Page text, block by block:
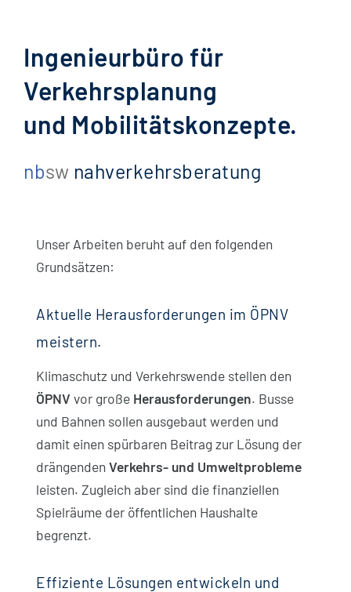
Freigestellte Schülerverkehre
Kostenrechnung für Verkehrssysteme
Nahverkehrsplanung
Privatisierung und Kommunalisierung von Busverkehren
Schülerverkehr
Stadtbussysteme
Tarifsysteme im ÖPNV
Verkehrsplanung und Linienbündelung
Ingenieur­büro für
Verkehrs­planung
und Mobilitäts­konzepte.
nbsw nahverkehrs­beratung
Unser Arbeiten beruht auf den folgenden
Grundsätzen:
Aktuelle Herausforderungen im ÖPNV
meistern.
Klimaschutz und Verkehrswende stellen den
ÖPNV vor große Herausforderungen. Busse
und Bahnen sollen ausgebaut werden und
damit einen spürbaren Beitrag zur Lösung der
drängendenVerkehrs- und Umweltprobleme
leisten. Zugleich aber sind die finanziellen
Spielräume der öffentlichen Haushalte
begrenzt.
Effiziente Lösungen entwickeln und